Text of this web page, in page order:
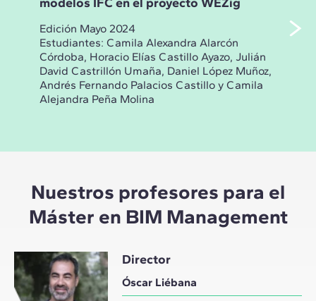
Edición Mayo 2024
Estudiantes: Camila Alexandra Alarcón
Córdoba, Horacio Elías Castillo Ayazo, Julián
David Castrillón Umaña, Daniel López Muñoz,
Andrés Fernando Palacios Castillo y Camila
Alejandra Peña Molina
Nuestros profesores para el
Máster en BIM Management
Director
Óscar Liébana